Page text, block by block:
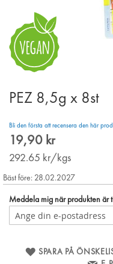
Skip
of
the
gallery
PEZ 8,5g x 8st
Bli den första att recensera den här
19,90 kr
292.65 kr/kgs
Bäst före: 28.02.2027
Meddela mig när produkten är
SPARA PÅ